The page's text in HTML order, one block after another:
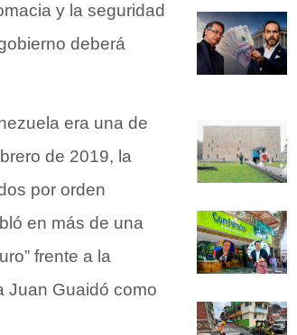
y la seguridad
deberá
era una de
de 2019, la
por orden
en más de una
frente a la
Juan Guaidó como